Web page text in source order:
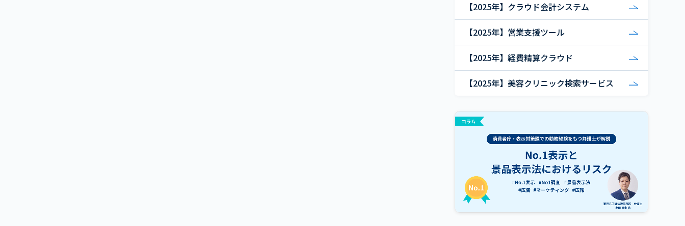
【2025年】クラウド会計システム
【2025年】営業支援ツール
【2025年】経費精算クラウド
【2025年】美容クリニック検索サービス